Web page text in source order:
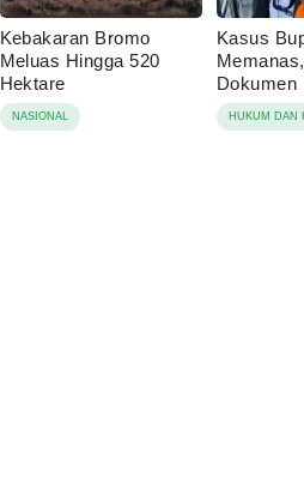
Kebakaran Bromo
Meluas Hingga 520
Hektare
NASIONAL
Kasus
Dokumen
15 Lokasi
HUKUM DAN